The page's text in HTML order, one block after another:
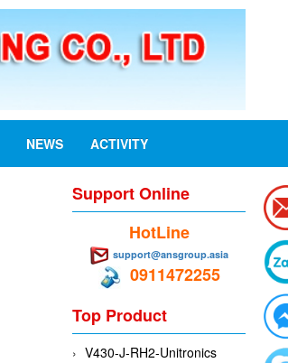
NEWS ACTIVITY
Support Online
HotLine
support@ansgroup.asia
0911472255
Top Product
V430-J-RH2-Unitronics